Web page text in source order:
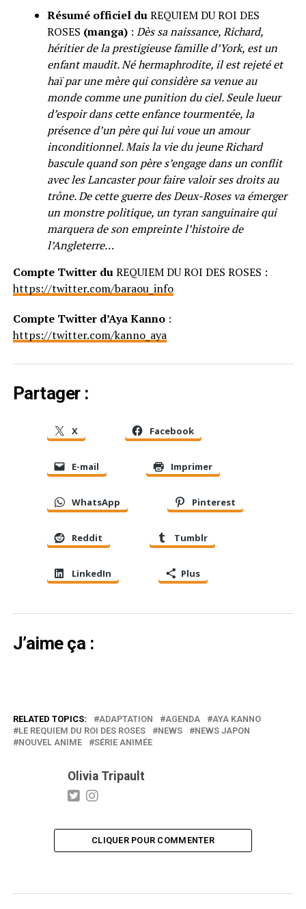
Résumé officiel duREQUIEM DU ROI DES
ROSES (manga): Dès sa naissance, Richard,
héritier de la prestigieuse famille d’York, est un
enfant maudit. Né hermaphrodite, il est rejeté et
haï par une mère qui considère sa venue au
monde comme une punition du ciel. Seule lueur
d’espoir dans cette enfance tourmentée, la
présence d’un père qui lui voue un amour
inconditionnel. Mais la vie du jeune Richard
bascule quand son père s’engage dans un conflit
avec les Lancaster pour faire valoir ses droits au
trône. De cette guerre des Deux-Roses va émerger
un monstre politique, un tyran sanguinaire qui
marquera de son empreinte l’histoire de
l’Angleterre…
Compte Twitter duREQUIEM DU ROI DES ROSES :
https://twitter.com/baraou_info
Compte Twitter d’Aya Kanno:
https://twitter.com/kanno_aya
Partager :
X Facebook
E-mail Imprimer
WhatsApp Pinterest
Reddit Tumblr
LinkedIn Plus
J’aime ça :
RELATED TOPICS: ADAPTATION AGENDA
AYA KANNO
LE REQUIEM DU ROI DES ROSES
NEWS
NEWS JAPON
NOUVEL ANIME
SÉRIE ANIMÉE
Olivia Tripault
CLIQUER POUR COMMENTER